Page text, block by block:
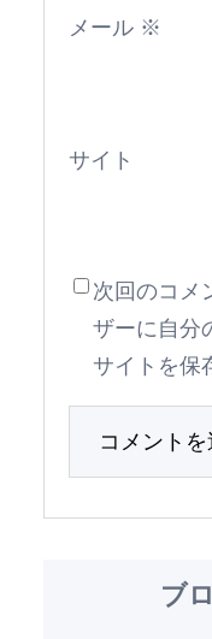
メール ※
サイト
次回のコメ
ザーに自分
サイトを保
ブ